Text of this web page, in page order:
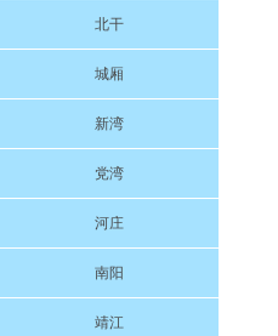
北干
城厢
新湾
党湾
河庄
南阳
靖江